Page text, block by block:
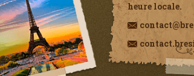
heure locale.